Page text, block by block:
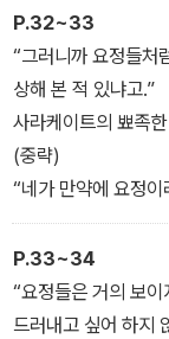
힐러리와 사라케이
서도 깊이 있게 독자
도, 가치도 인정받지
세상 보는 밝은 눈을
을 배경으로 독특하
P.32~33
“그러니까 요정들처
상해 본 적 있냐고.”
사라케이트의 뾰족
(중략)
“네가 만약에 요정
않을 거야. 아주 정
(중략)
“말을 하기 전에 먼
을 거야, 알았지?”
P.33~34
“요정들은 거의 보
드러내고 싶어 하지